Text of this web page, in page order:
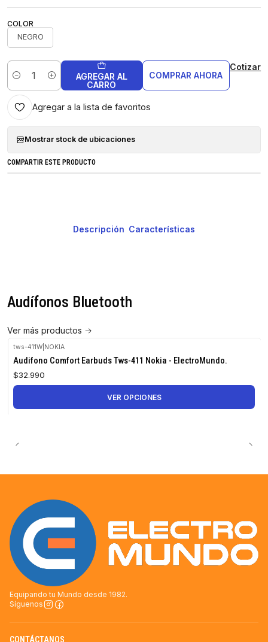
COLOR
NEGRO
Cantidad
AGREGAR AL
CARRO
COMPRAR AHORA
Cotizar
Agregar a la lista de favoritos
Mostrar stock de ubicaciones
COMPARTIR ESTE PRODUCTO
Descripción Características
Audífonos Bluetooth
Ver más productos
tws-411W| NOKIA
Audifono Comfort Earbuds Tws-411 Nokia - ElectroMundo.
$32.990
VER OPCIONES
Equipando tu Mundo desde 1982.
Síguenos
CONTÁCTANOS